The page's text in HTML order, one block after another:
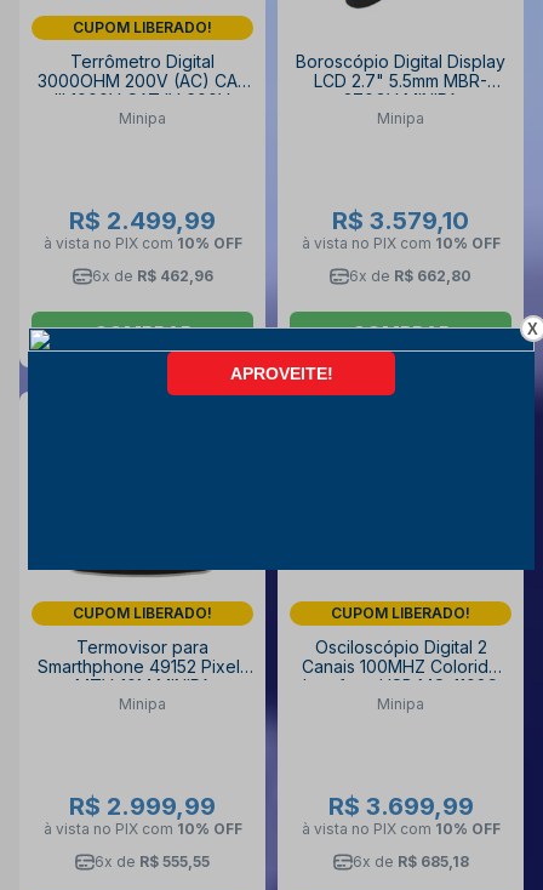
CUPOM LIBERADO!
Terrômetro Digital
3000OHM 200V (AC) CAT
III 1000V CAT IV 600V
MTR-1531 MINIPA
Minipa
R$ 2.499,99
à vista no PIX com 10% OFF
6x de R$ 462,96
COMPRAR
Boroscópio Digital Display
LCD 2.7" 5.5mm MBR-
270GV MINIPA
Minipa
R$ 3.579,10
à vista no PIX com 10% OFF
6x de R$ 662,80
COMPRAR
CUPOM LIBERADO!
Termovisor para
Smarthphone 49152 Pixels
MTV-10M MINIPA
Minipa
R$ 2.999,99
à vista no PIX com 10% OFF
6x de R$ 555,55
CUPOM LIBERADO!
Osciloscópio Digital 2
Canais 100MHZ Colorido
Interface USB MO-1102C
MINIPA
Minipa
R$ 3.699,99
à vista no PIX com 10% OFF
6x de R$ 685,18
X